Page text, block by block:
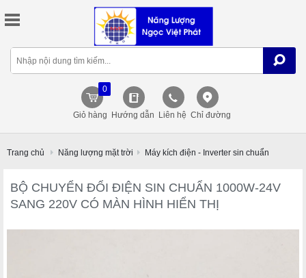
Giỏ hàng
0
Hướng dẫn Liên hệ Chỉ đường
Trang chủ Năng lượng mặt trời Máy kích điện - Inverter sin chuẩn
BỘ CHUYỂN ĐỔI ĐIỆN SIN CHUẨN 1000W-24V
SANG 220V CÓ MÀN HÌNH HIỂN THỊ